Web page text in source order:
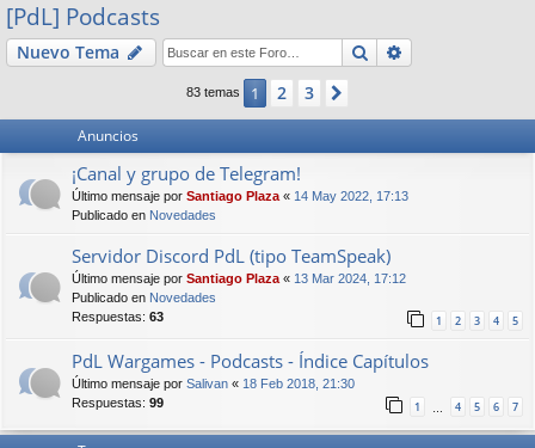
pi
do
[PdL] Podcasts
Nuevo Tema Buscar
83 temas 1 2 3
Anuncios
¡Canal y grupo de Telegram!
Último mensaje por Santiago Plaza « 14 May 2022, 17:13
Publicado en Novedades
Servidor Discord PdL (tipo TeamSpeak)
Último mensaje por Santiago Plaza « 13 Mar 2024, 17:12
Publicado en Novedades
Respuestas: 63 1 2 3 4 5
PdL Wargames - Podcasts - Índice Capítulos
Último mensaje por Salivan « 18 Feb 2018, 21:30
Respuestas: 99 1 … 4 5 6 7